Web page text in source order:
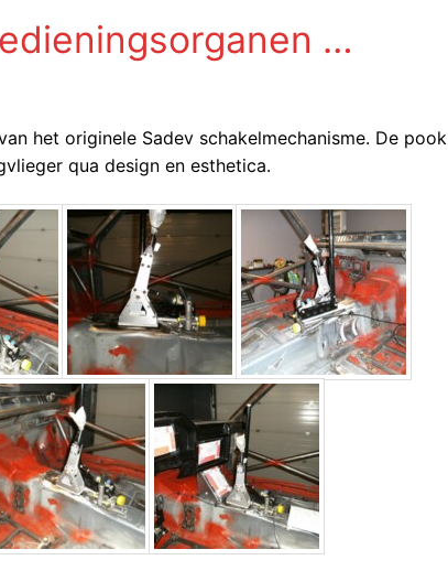
…
het originele Sadev schakelmechanisme. De pook
qua design en esthetica.